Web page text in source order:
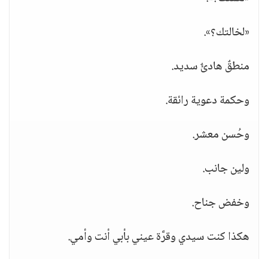
«لخالتك؟».
منطقٌ هادئٌ سديد.
وحكمة دعوية رائقة.
وحُسن معشر.
ولين جانب.
وخفض جناح.
هكذا كنت سيدي وقرَّة عيني بأبي أنت وأمي.